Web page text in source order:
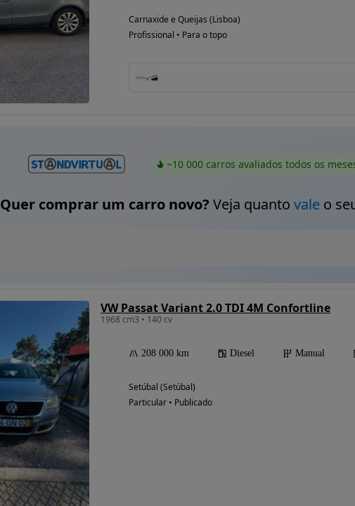
Carnaxide e Queijas (Lisboa)
Profissional • Para o topo
~10 000 carros avaliados todos os
Quer comprar um carro novo? Veja quanto valeo
VW Passat Variant 2.0 TDI 4M Confortline
1968 cm3 • 140 cv
208 000 km Diesel Manual
Setúbal (Setúbal)
Particular • Publicado